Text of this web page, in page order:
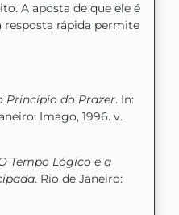
A aposta de que ele é
resposta rápida permite
Princípio do Prazer. In:
Imago, 1996. v.
Tempo Lógico e a
. Rio de Janeiro: